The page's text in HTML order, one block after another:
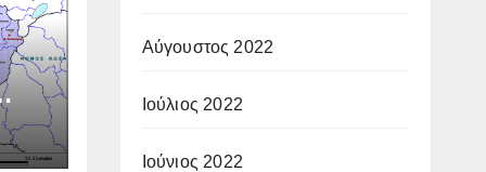
Αύγουστος 2022
Ιούλιος 2022
Ιούνιος 2022